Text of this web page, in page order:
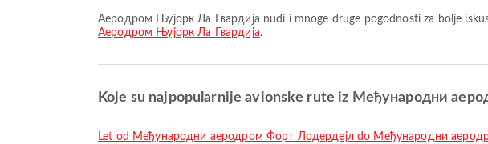
Аеродром Њујорк Ла Гвардија nudi i mnoge druge pogodnosti za bolje
Аеродром Њујорк Ла Гвардија.
Koje su najpopularnije avionske rute iz Међународни
let od Међународни аеродром Форт Лодердејл do Међународни